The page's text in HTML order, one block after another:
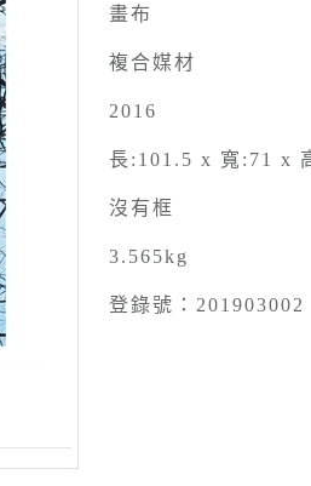
畫布
複合媒材
2016
長:101.5 x 寬:71 x
沒有框
3.565kg
登錄號：201903002